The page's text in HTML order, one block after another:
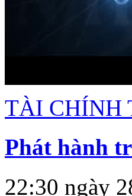
TÀI CHÍNH
Phát hành
22:30 ngày